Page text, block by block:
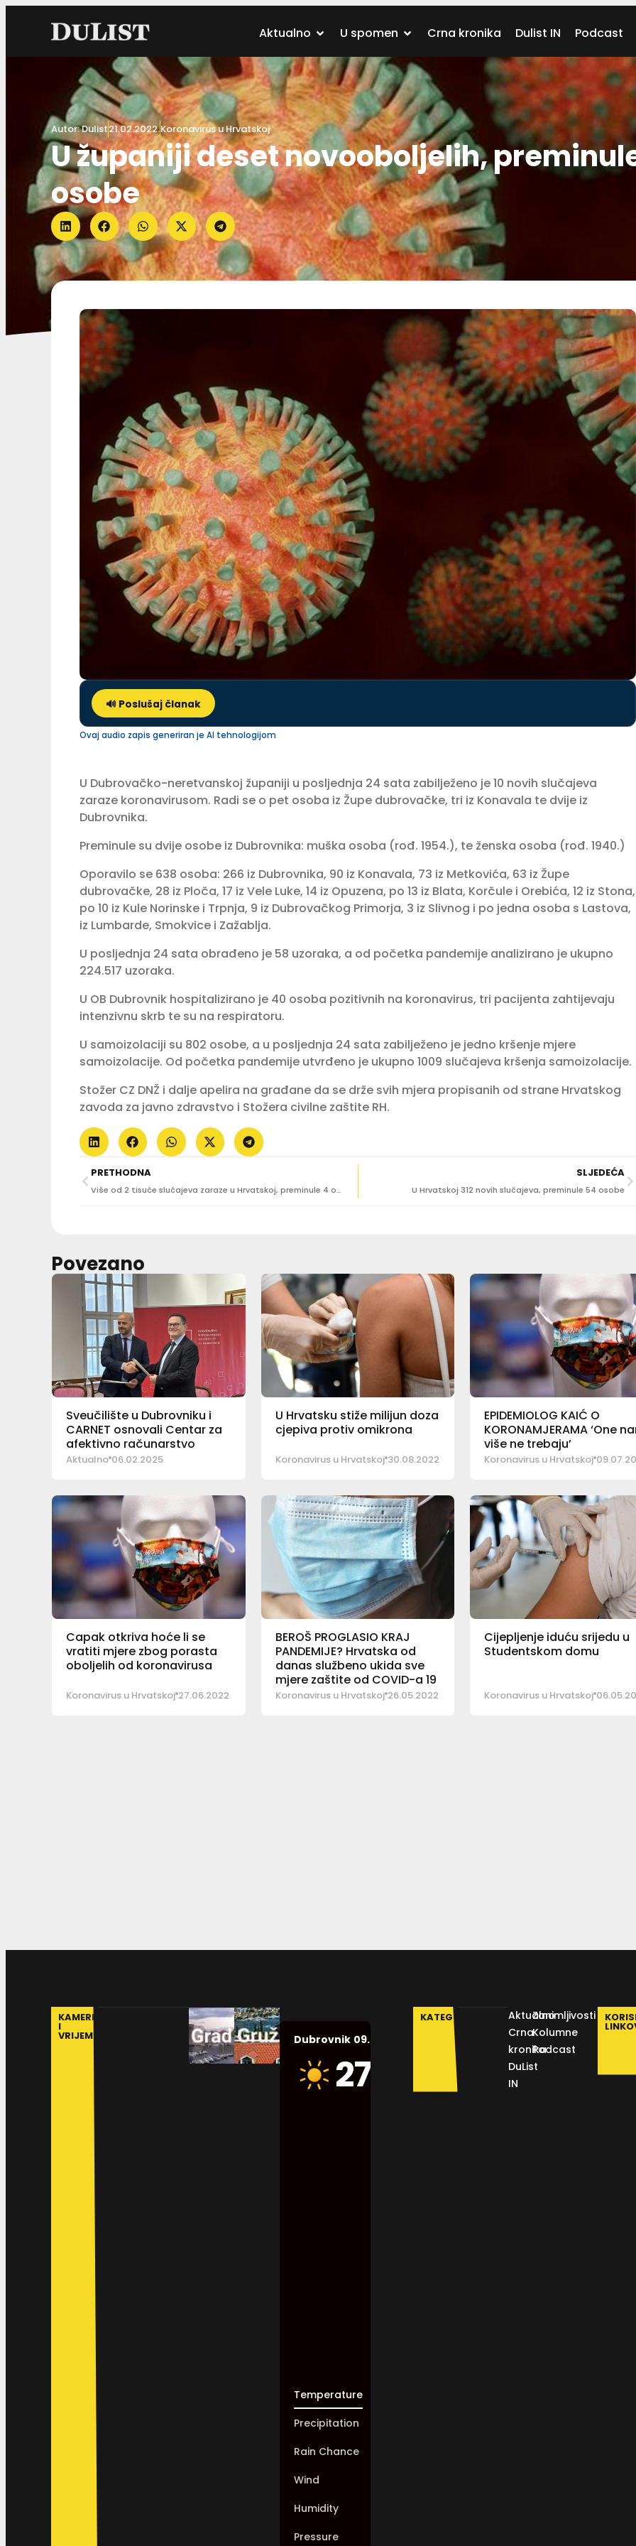
Aktualno U spomen Crna kronika Dulist IN Podcast
Autor:Dulist21.02.2022.Koronavirus u Hrvatskoj
U županiji deset novooboljelih,
osobe
🔊 Poslušaj članak
Ovaj audio zapis generiran je AI tehnologijom
U Dubrovačko-neretvanskoj županiji u posljednja 24 sata zabilježeno je 10 novih slučajeva
zaraze koronavirusom. Radi se o pet osoba iz Župe dubrovačke, tri iz Konavala te dvije iz
Dubrovnika.
Preminule su dvije osobe iz Dubrovnika: muška osoba (rođ. 1954.), te ženska osoba (rođ. 1940.)
Oporavilo se 638 osoba: 266 iz Dubrovnika, 90 iz Konavala, 73 iz Metkovića, 63 iz Župe
dubrovačke, 28 iz Ploča, 17 iz Vele Luke, 14 iz Opuzena, po 13 iz Blata, Korčule i Orebića, 12 iz Stona,
po 10 iz Kule Norinske i Trpnja, 9 iz Dubrovačkog Primorja, 3 iz Slivnog i po jedna osoba s Lastova,
iz Lumbarde, Smokvice i Zažablja.
U posljednja 24 sata obrađeno je 58 uzoraka, a od početka pandemije analizirano je ukupno
224.517 uzoraka.
U OB Dubrovnik hospitalizirano je 40 osoba pozitivnih na koronavirus, tri pacijenta zahtijevaju
intenzivnu skrb te su na respiratoru.
U samoizolaciji su 802 osobe, a u posljednja 24 sata zabilježeno je jedno kršenje mjere
samoizolacije. Od početka pandemije utvrđeno je ukupno 1009 slučajeva kršenja samoizolacije.
Stožer CZ DNŽ i dalje apelira na građane da se drže svih mjera propisanih od strane Hrvatskog
zavoda za javno zdravstvo i Stožera civilne zaštite RH.
PRETHODNA
Više od 2 tisuće slučajeva zaraze u Hrvatskoj, preminule 4 osobe
SLJEDEĆA
U Hrvatskoj 312 novih slučajeva, preminule 54 osobe
Povezano
Sveučilište u Dubrovniku i
CARNET osnovali Centar za
afektivno računarstvo
Aktualno 06.02.2025
U Hrvatsku stiže milijun doza
cjepiva protiv omikrona
Koronavirus u Hrvatskoj 30.08.2022
EPIDEMIOLOG KAIĆ O
KORONAMJERAMA ‘One
više ne trebaju’
Koronavirus u Hrvatskoj
Capak otkriva hoće li se
vratiti mjere zbog porasta
oboljelih od koronavirusa
Koronavirus u Hrvatskoj 27.06.2022
BEROŠ PROGLASIO KRAJ
PANDEMIJE? Hrvatska od
danas službeno ukida sve
mjere zaštite od COVID-a 19
Koronavirus u Hrvatskoj 26.05.2022
Cijepljenje iduću srijedu u
Studentskom domu
Koronavirus u Hrvatskoj
KAMERE
I
VRIJEME Dubrovnik 09.08.2026.
27
Humidity:
Temperature
Precipitation
Rain Chance
Wind
Humidity
Pressure
KATEGORIJE
Aktualno
Crna
kronika
DuList
IN
Zanimljivosti
Kolumne
Podcast